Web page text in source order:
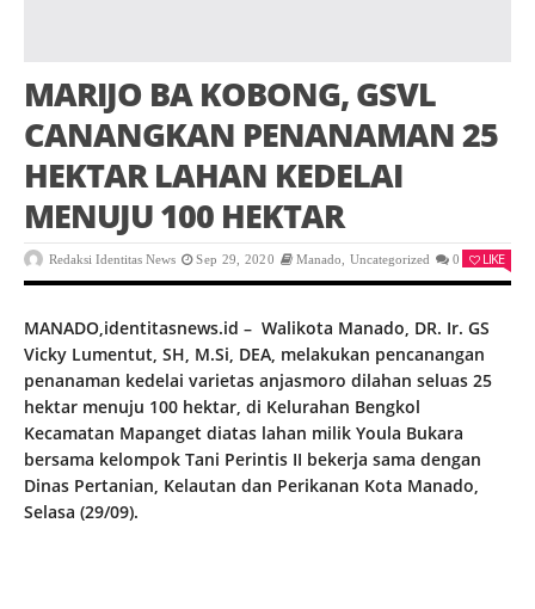
MARIJO BA KOBONG, GSVL
CANANGKAN PENANAMAN 25
HEKTAR LAHAN KEDELAI
MENUJU 100 HEKTAR
Redaksi Identitas News Sep 29, 2020 Manado Uncategorized 0 LIKE
MANADO,identitasnews.id – Walikota Manado, DR. Ir. GS
Vicky Lumentut, SH, M.Si, DEA, melakukan pencanangan
penanaman kedelai varietas anjasmoro dilahan seluas 25
hektar menuju 100 hektar, di Kelurahan Bengkol
Kecamatan Mapanget diatas lahan milik Youla Bukara
bersama kelompok Tani Perintis II bekerja sama dengan
Dinas Pertanian, Kelautan dan Perikanan Kota Manado,
Selasa (29/09).